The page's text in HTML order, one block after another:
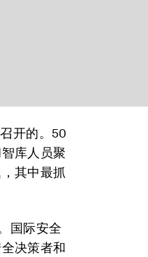
开的。50
库人员聚
其中最抓
国际安全
决策者和